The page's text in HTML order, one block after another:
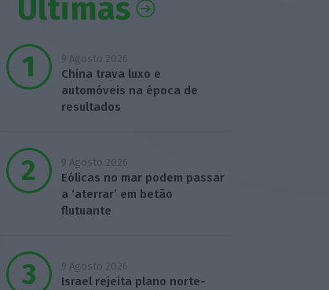
Últimas
9 Agosto 2026
China trava luxo e
automóveis na época de
resultados
9 Agosto 2026
Eólicas no mar podem passar
a ‘aterrar’ em betão
flutuante
9 Agosto 2026
Israel rejeita plano norte-